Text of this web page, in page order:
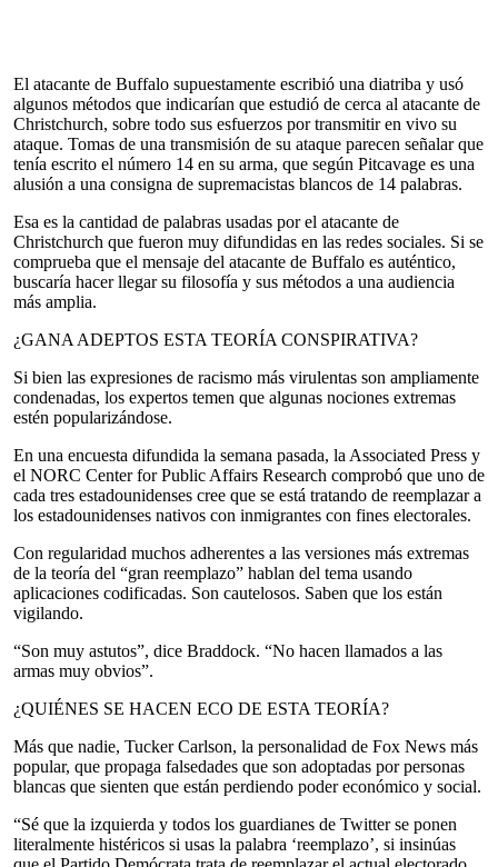
El atacante de Buffalo supuestamente escribió una diatriba y usó
algunos métodos que indicarían que estudió de cerca al atacante de
Christchurch, sobre todo sus esfuerzos por transmitir en vivo su
ataque. Tomas de una transmisión de su ataque parecen señalar que
tenía escrito el número 14 en su arma, que según Pitcavage es una
alusión a una consigna de supremacistas blancos de 14 palabras.
Esa es la cantidad de palabras usadas por el atacante de
Christchurch que fueron muy difundidas en las redes sociales. Si se
comprueba que el mensaje del atacante de Buffalo es auténtico,
buscaría hacer llegar su filosofía y sus métodos a una audiencia
más amplia.
¿GANA ADEPTOS ESTA TEORÍA CONSPIRATIVA?
Si bien las expresiones de racismo más virulentas son ampliamente
condenadas, los expertos temen que algunas nociones extremas
estén popularizándose.
En una encuesta difundida la semana pasada, la Associated Press y
el NORC Center for Public Affairs Research comprobó que uno de
cada tres estadounidenses cree que se está tratando de reemplazar a
los estadounidenses nativos con inmigrantes con fines electorales.
Con regularidad muchos adherentes a las versiones más extremas
de la teoría del “gran reemplazo” hablan del tema usando
aplicaciones codificadas. Son cautelosos. Saben que los están
vigilando.
“Son muy astutos”, dice Braddock. “No hacen llamados a las
armas muy obvios”.
¿QUIÉNES SE HACEN ECO DE ESTA TEORÍA?
Más que nadie, Tucker Carlson, la personalidad de Fox News más
popular, que propaga falsedades que son adoptadas por personas
blancas que sienten que están perdiendo poder económico y social.
“Sé que la izquierda y todos los guardianes de Twitter se ponen
literalmente histéricos si usas la palabra ‘reemplazo’, si insinúas